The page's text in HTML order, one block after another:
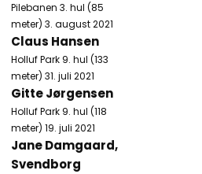
Pilebanen 3. hul (85
meter) 3. august 2021
Claus Hansen
Holluf Park 9. hul (133
meter) 31. juli 2021
Gitte Jørgensen
Holluf Park 9. hul (118
meter) 19. juli 2021
Jane Damgaard,
Svendborg